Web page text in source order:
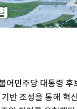
어민주당 대통령
반 조성을 통해 혁